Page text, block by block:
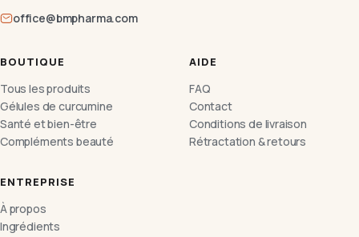
office@bmpharma.com
BOUTIQUE
Tous les produits
Gélules de curcumine
Santé et bien-être
Compléments beauté
AIDE
FAQ
Contact
Conditions de livraison
Rétractation & retours
ENTREPRISE
À propos
Ingrédients